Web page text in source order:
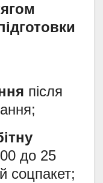
після
до 25
соцпакет;